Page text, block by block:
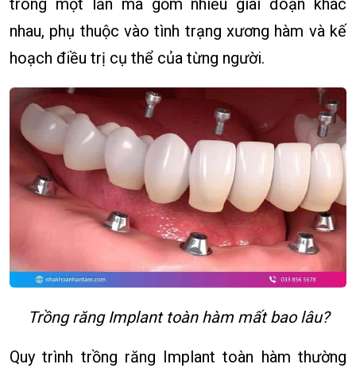
trong một lần mà gồm nhiều giai đoạn khác
nhau, phụ thuộc vào tình trạng xương hàm và kế
hoạch điều trị cụ thể của từng người.
Trồng răng Implant toàn hàm mất bao lâu?
Quy trình trồng răng Implant toàn hàm thường